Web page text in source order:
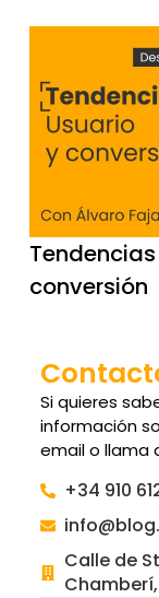
conversión
Si quieres
información
email o llama
+34 910
Calle de